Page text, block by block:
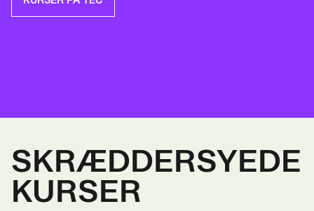
SKRÆDDERSYEDE
KURSER